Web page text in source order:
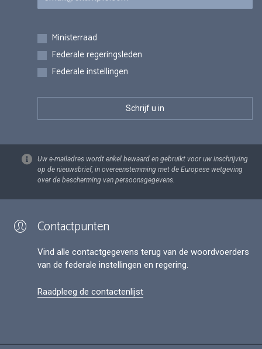
Inschrijvingen
Ministerraad
Federale regeringsleden
Federale instellingen
Uw e-mailadres wordt enkel bewaard en gebruikt voor uw inschrijving
op de nieuwsbrief, in overeenstemming met de Europese wetgeving
over de bescherming van persoonsgegevens.
Contactpunten
Vind alle contactgegevens terug van de woordvoerders
van de federale instellingen en regering.
Raadpleeg de contactenlijst